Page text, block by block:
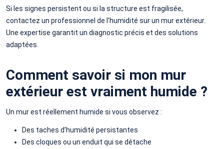
Si les signes persistent ou si la structure est fragilisée,
contactez un professionnel de l’humidité sur un mur extérieur.
Une expertise garantit un diagnostic précis et des solutions
adaptées.
Comment savoir si mon mur
extérieur est vraiment humide ?
Un mur est réellement humide si vous observez :
Des taches d’humidité persistantes
Des cloques ou un enduit qui se détache